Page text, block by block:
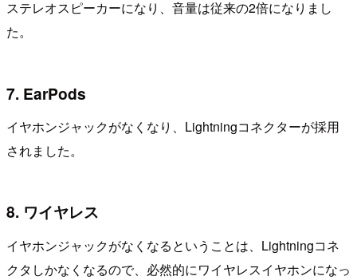
ステレオスピーカーになり、音量は従来の2倍になりまし
た。
7. EarPods
イヤホンジャックがなくなり、Lightningコネクターが採用
されました。
8. ワイヤレス
イヤホンジャックがなくなるということは、Lightningコネ
クタしかなくなるので、必然的にワイヤレスイヤホンになっ